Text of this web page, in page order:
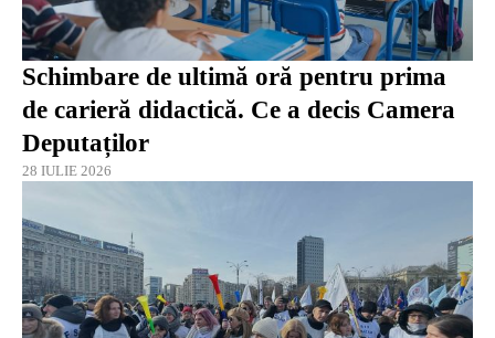
Schimbare de ultimă oră pentru prima
de carieră didactică. Ce a decis Camera
Deputaților
28 IULIE 2026